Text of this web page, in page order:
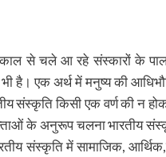
से चले आ रहे संस्कारों के
से भी है। एक अर्थ में मनुष्य की
संस्कृति किसी एक वर्ण की न
मान्ताओं के अनुरूप चलना भारतीय
संस्कृति में सामाजिक,